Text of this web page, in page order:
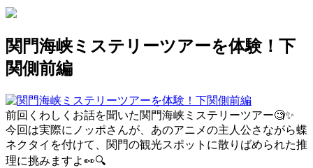
関門海峡ミステリーツアーを体験！下
関側前編
前回くわしくお話を聞いた関門海峡ミステリーツアー🧐✨
今回は実際にノッポさんが、あのアニメの主人公さながら蝶
ネクタイを付けて、関門の観光スポットに散りばめられた推
理に挑みますよ👀🔍